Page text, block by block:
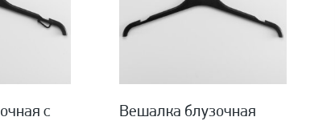
с
Вешалка блузочная